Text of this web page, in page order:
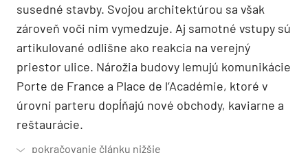
susedné stavby. Svojou architektúrou sa však
zároveň voči nim vymedzuje. Aj samotné vstupy sú
artikulované odlišne ako reakcia na verejný
priestor ulice. Nárožia budovy lemujú komunikácie
Porte de France a Place de l‘Académie, ktoré v
úrovni parteru dopĺňajú nové obchody, kaviarne a
reštaurácie.